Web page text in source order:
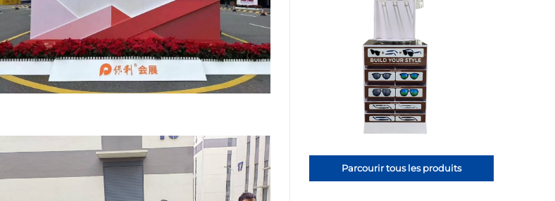
Parcourir tous les produits